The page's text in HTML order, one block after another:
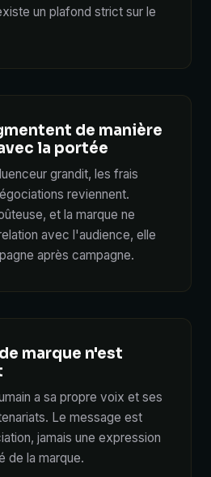
un plafond strict sur le
de manière
la portée
grandit, les frais
reviennent.
et la marque ne
avec l'audience, elle
après campagne.
marque n'est
a sa propre voix et ses
Le message est
jamais une expression
de la marque.